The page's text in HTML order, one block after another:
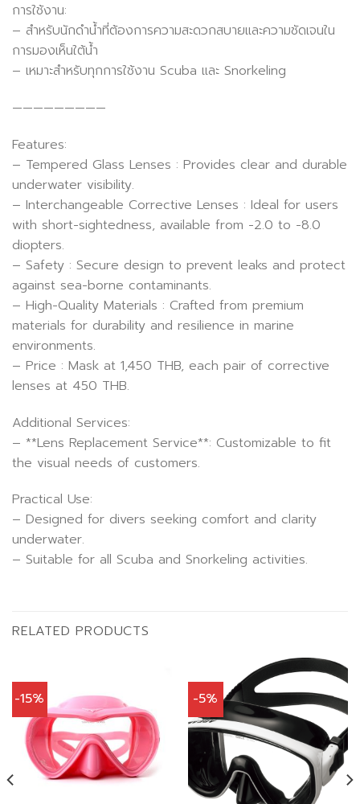
การใช้งาน:
– สำหรับนักดำน้ำที่ต้องการความสะดวกสบายและความชัดเจนใน
การมองเห็นใต้น้ำ
– เหมาะสำหรับทุกการใช้งาน Scuba และ Snorkeling
—————————
Features:
– Tempered Glass Lenses : Provides clear and durable
underwater visibility.
– Interchangeable Corrective Lenses : Ideal for users
with short-sightedness, available from -2.0 to -8.0
diopters.
– Safety : Secure design to prevent leaks and protect
against sea-borne contaminants.
– High-Quality Materials : Crafted from premium
materials for durability and resilience in marine
environments.
– Price : Mask at 1,450 THB, each pair of corrective
lenses at 450 THB.
Additional Services:
– **Lens Replacement Service**: Customizable to fit
the visual needs of customers.
Practical Use:
– Designed for divers seeking comfort and clarity
underwater.
– Suitable for all Scuba and Snorkeling activities.
RELATED PRODUCTS
-15% -5%